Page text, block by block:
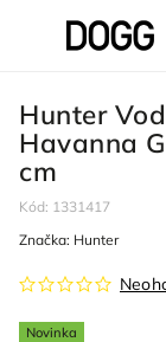
Hunter
Havanna
cm
Kód: 1331417
Novinka
Značka: Hunter